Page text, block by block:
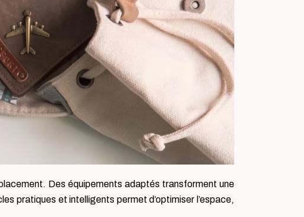
Des équipements adaptés transforment une
pratiques et intelligents permet d’optimiser l’espace,